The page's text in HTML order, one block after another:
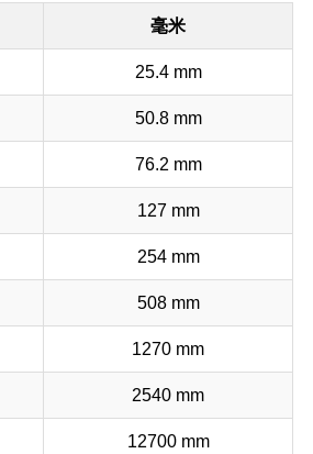
毫米
25.4 mm
50.8 mm
76.2 mm
127 mm
254 mm
508 mm
1270 mm
2540 mm
12700 mm